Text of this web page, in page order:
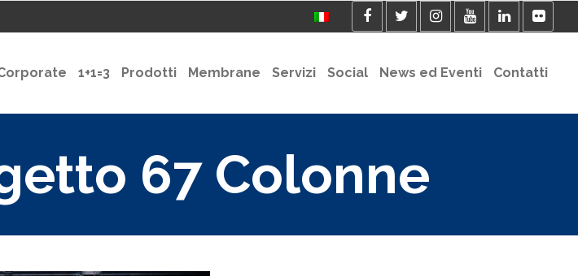
1+1=3 Prodotti Membrane Servizi Social News ed Eventi Contatti
67 Colonne